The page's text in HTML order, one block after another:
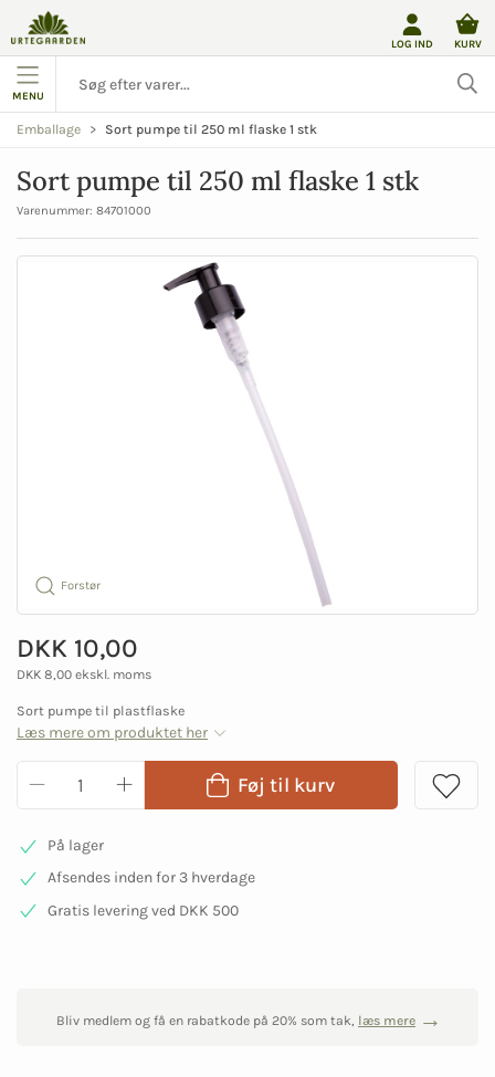
LOG IND KURV
MENU
Emballage Sort pumpe til 250 ml flaske 1 stk
Sort pumpe til 250 ml flaske 1 stk
Varenummer: 84701000
Forstør
DKK 10,00
DKK 8,00 ekskl. moms
Sort pumpe til plastflaske
Læs mere om produktet her
Føj til kurv
På lager
Afsendes inden for 3 hverdage
Gratis levering ved DKK 500
Bliv medlem og få en rabatkode på 20% som tak, læs mere